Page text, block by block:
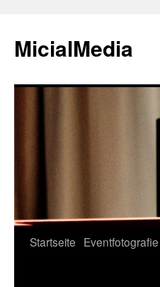
MicialMedia
Zum
Startseite Eventfotografie